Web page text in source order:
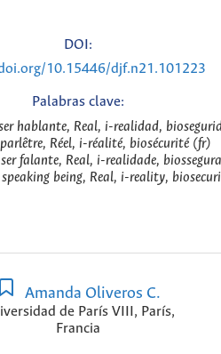
DOI:
10.15446/djf.n21.101223
Palabras clave:
hablante, Real, i-realidad,
Réel, i-réalité, biosécurité (fr)
falante, Real, i-realidade,
being, Real, i-reality,
Amanda Oliveros C.
de París VIII, París,
Francia